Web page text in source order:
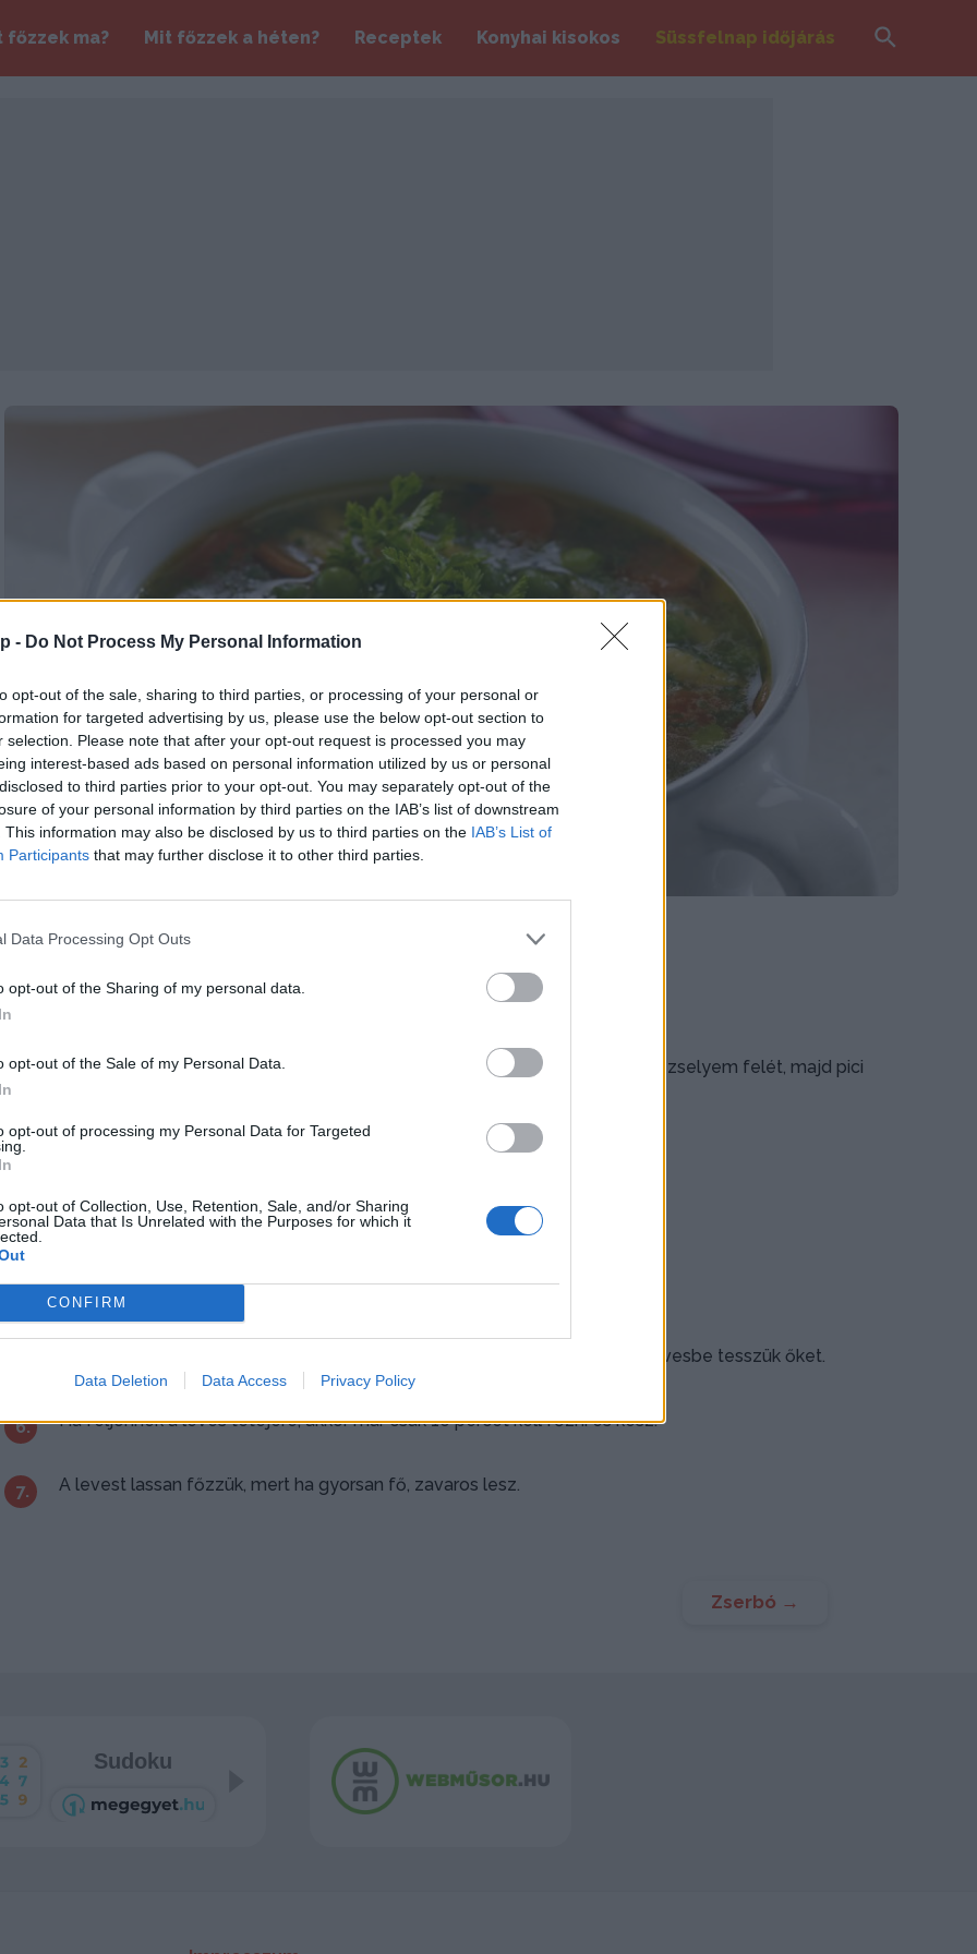
- Do Not Process My Personal Information
opt-out of the sale, sharing to third parties, or processing of your personal or
for targeted advertising by us, please use the below opt-out section to
selection. Please note that after your opt-out request is processed you may
interest-based ads based on personal information utilized by us or personal
to third parties prior to your opt-out. You may separately opt-out of the
of your personal information by third parties on the IAB’s list of downstream
This information may also be disclosed by us to third parties on the IAB’s List of
Participants that may further disclose it to other third parties.
Data Processing Opt Outs
opt-out of the Sharing of my personal data.
opt-out of the Sale of my Personal Data.
opt-out of processing my Personal Data for Targeted
opt-out of Collection, Use, Retention, Sale, and/or Sharing
Data that Is Unrelated with the Purposes for which it
CONFIRM
Data Deletion Data Access Privacy Policy
főzzek ma? Mit főzzek a héten? Receptek Konyhai kisokos Süssfelnap időjárás Search
Borsóleves húsgombóccal
30-60 perc könnyű
1.
A borsót és a zöldségeket olajon pároljuk, rászórjuk az apróra vágott petrezselyem felét, majd pici
3. Közben a húsgombócnak valókat összegyúrjuk és pihentetjük.
Ne legyen túl kemény, de ne legyen lágy sem.
Vizes kézzel gombócokat formázunk és a forró, de nem forrásban lévő levesbe tesszük őket.
6. Ha feljönnek a leves tetejére, akkor már csak 10 percet kell főzni és kész.
7. A levest lassan főzzük, mert ha gyorsan fő, zavaros lesz.
Zserbó →
Sudoku Pasziánsz